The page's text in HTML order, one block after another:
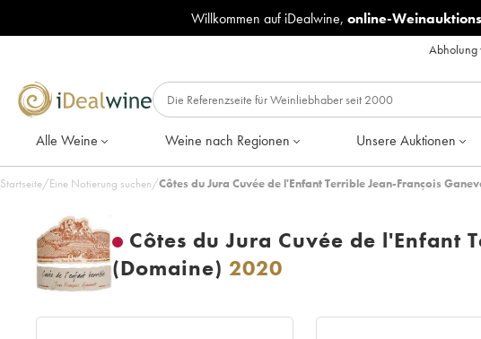
Willkommen auf iDealwine, online-
Abholung
Alle Weine Weine nach Regionen Unsere Auktionen
Startseite/Eine Notierung suchen/Côtes du Jura Cuvée de l'Enfant Terrible Jean-François
Côtes du Jura Cuvée de l'Enfant
(Domaine) 2020